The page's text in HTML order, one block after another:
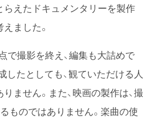
えたドキュメンタリーを製作
ました。
で撮影を終え、編集も大詰めで
したとしても、観ていただける人
ません。また、映画の製作は、撮
ものではありません。楽曲の使